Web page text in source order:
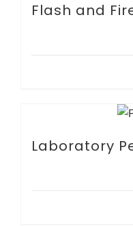
Flash and
Laboratory